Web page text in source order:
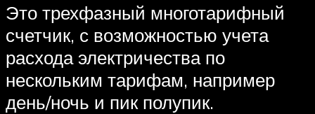
Это трехфазный многотарифный
счетчик, с возможностью учета
расхода электричества по
нескольким тарифам, например
день/ночь и пик полупик.